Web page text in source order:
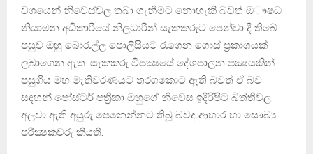
වශයෙන් නිවෙස්වල තබා ගැනීමට නොහැකි බවත් ඔෟෂධ
නියාමන අධිකාරියේ නිලධාරීන් සැකකරුට පෙන්වා දී තිබේ.
පසුව ඔහු බොරැල්ල පොලිසියට රැගෙන ගොස් ප්‍රකාශයක්
ලබාගෙන ඇත. සැකකරු විපක්‍ෂයේ දේශපාලන පක්‍ෂයකින්
පසුගිය මහ මැතිවරණයට තරගකොට ඇති බවත් ඒ බව
සඳහන් පෝස්ටර් පත්‍රිකා ඔහුගේ නිවෙස ඉදිරිපිට බිත්තිවල
අලවා ඇති අයුරු පෙනෙන්නට තිබූ බවද ආහාර හා සෞඛ්‍ය
පරීක්‍ෂකවරු කියති.